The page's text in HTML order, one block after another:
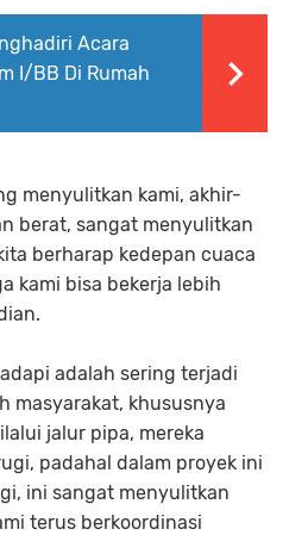
Acara
I/BB Di Rumah
menyulitkan kami, akhir-
berat, sangat menyulitkan
berharap kedepan cuaca
kami bisa bekerja lebih
adalah sering terjadi
masyarakat, khususnya
jalur pipa, mereka
padahal dalam proyek ini
ini sangat menyulitkan
terus berkoordinasi